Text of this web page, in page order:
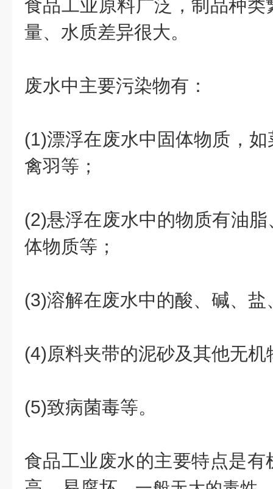
食品工业原料广泛，制品种
量、水质差异很大。
废水中主要污染物有：
(1)漂浮在废水中固体物质，
禽羽等；
(2)悬浮在废水中的物质有油
体物质等；
(3)溶解在废水中的酸、碱、盐
(4)原料夹带的泥砂及其他无机
(5)致病菌毒等。
食品工业废水的主要特点是